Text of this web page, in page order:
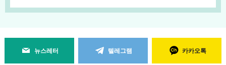
뉴스레터 텔레그램 카카오톡